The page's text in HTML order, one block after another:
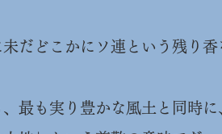
だどこかにソ連という残り香
最も実り豊かな風土と同時に